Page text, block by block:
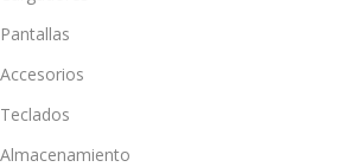
Pantallas
Accesorios
Teclados
Almacenamiento